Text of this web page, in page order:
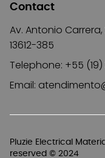
Pluzie Electrical
reserved © 2024
Contact
Av. Antonio
13612-385
Telephone: +55 (19)
Email: